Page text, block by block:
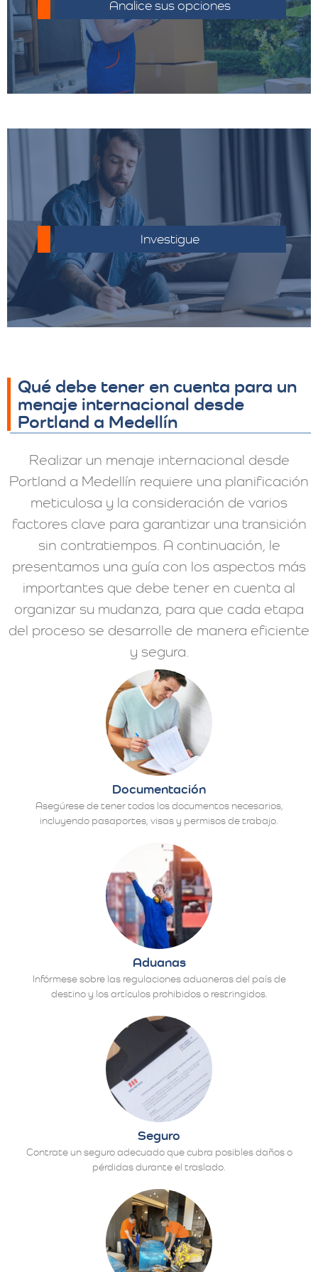
Analice sus opciones
distintos proveedores.
Investigue
Asegúrate de conocer las regulaciones
aduaneras del país de destino.
Qué debe tener en cuenta para un
menaje internacional desde
Portland a Medellín
Realizar un menaje internacional desde
Portland a Medellín requiere una planificación
meticulosa y la consideración de varios
factores clave para garantizar una transición
sin contratiempos. A continuación, le
presentamos una guía con los aspectos más
importantes que debe tener en cuenta al
organizar su mudanza, para que cada etapa
del proceso se desarrolle de manera eficiente
y segura.
Documentación
Asegúrese de tener todos los documentos necesarios,
incluyendo pasaportes, visas y permisos de trabajo.
Aduanas
Infórmese sobre las regulaciones aduaneras del país de
destino y los artículos prohibidos o restringidos.
Seguro
Contrate un seguro adecuado que cubra posibles daños o
pérdidas durante el traslado.